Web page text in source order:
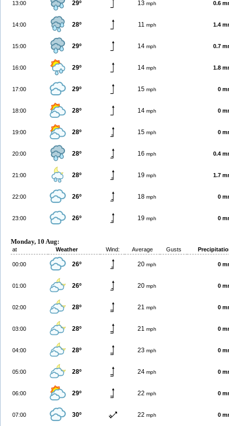
13:00 29º 13 mph 0.6
14:00 28º 11 mph 1.4
15:00 29º 14 mph 0.7
16:00 29º 14 mph 1.8
17:00 29º 15 mph 0
18:00 28º 14 mph 0
19:00 28º 15 mph 0
20:00 28º 16 mph 0.4
21:00 28º 19 mph 1.7
22:00 26º 18 mph 0
23:00 26º 19 mph 0
Monday, 10 Aug:
at Weather Wind: Average Gusts
00:00 26º 20 mph 0
01:00 26º 20 mph 0
02:00 28º 21 mph 0
03:00 28º 21 mph 0
04:00 28º 23 mph 0
05:00 28º 24 mph 0
06:00 29º 22 mph 0
07:00 30º 22 mph 0